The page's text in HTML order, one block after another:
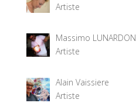
Artiste
Massimo LUNARDON
Artiste
Alain Vaissiere
Artiste